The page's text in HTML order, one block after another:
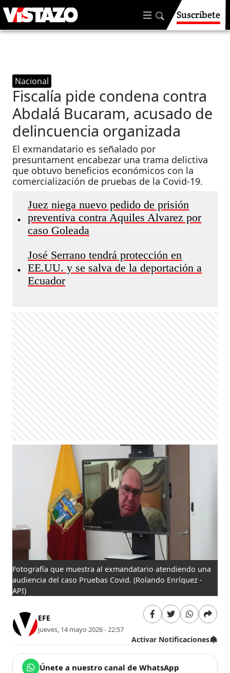
Suscríbete
Nacional
Fiscalía pide condena contra
Abdalá Bucaram, acusado de
delincuencia organizada
El exmandatario es señalado por
presuntament encabezar una trama delictiva
que obtuvo beneficios económicos con la
comercialización de pruebas de la Covid-19.
•
Juez niega nuevo pedido de prisión
preventiva contra Aquiles Alvarez por
caso Goleada
•
José Serrano tendrá protección en
EE.UU. y se salva de la deportación a
Ecuador
Fotografía que muestra al exmandatario atendiendo una
audiencia del caso Pruebas Covid. (Rolando Enríquez -
API)
EFE
jueves, 14 mayo 2026 - 22:57
Activar Notificaciones
Únete a nuestro canal de WhatsApp